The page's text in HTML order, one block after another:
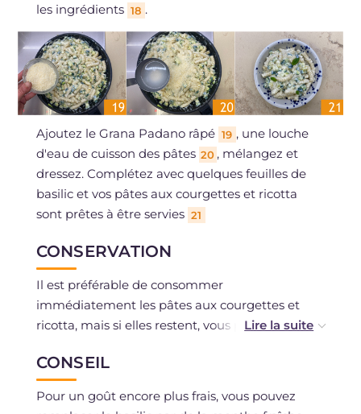
les ingrédients 18 .
Ajoutez le Grana Padano râpé 19 , une louche
d'eau de cuisson des pâtes 20 , mélangez et
dressez. Complétez avec quelques feuilles de
basilic et vos pâtes aux courgettes et ricotta
sont prêtes à être servies 21
CONSERVATION
Il est préférable de consommer
immédiatement les pâtes aux courgettes et
ricotta, mais si elles restent, vous pouvez les
fermé, pendant 2 jours maximum.
CONSEIL
Pour un goût encore plus frais, vous pouvez